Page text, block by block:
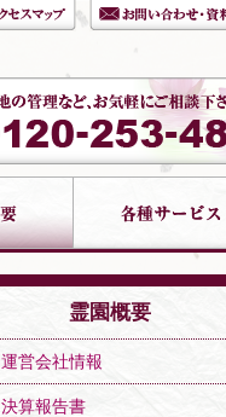
霊園概要
運営会社情報
決算報告書